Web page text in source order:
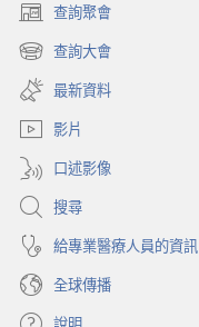
查詢聚會
（開
啟
新
視
窗）
查詢大會
（開
啟
新
視
最新資料
影片
口述影像
搜尋
給專業醫療人員的資訊
全球傳播